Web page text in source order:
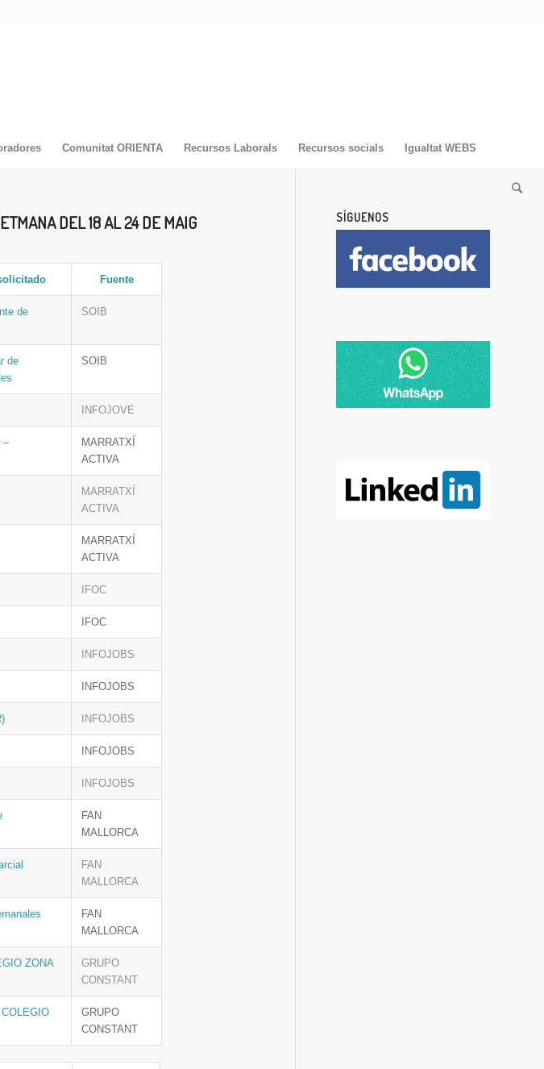
Comunitat ORIENTA Recursos Laborals Recursos socials Igualtat WEBS
DEL 18 AL 24 DE MAIG
Fuente
de
SOIB
de
SOIB
INFOJOVE
–
MARRATXÍ
ACTIVA
MARRATXÍ
ACTIVA
MARRATXÍ
ACTIVA
IFOC
IFOC
INFOJOBS
INFOJOBS
INFOJOBS
INFOJOBS
INFOJOBS
FAN
MALLORCA
FAN
MALLORCA
FAN
MALLORCA
ZONA
GRUPO
CONSTANT
GRUPO
CONSTANT
SÍGUENOS